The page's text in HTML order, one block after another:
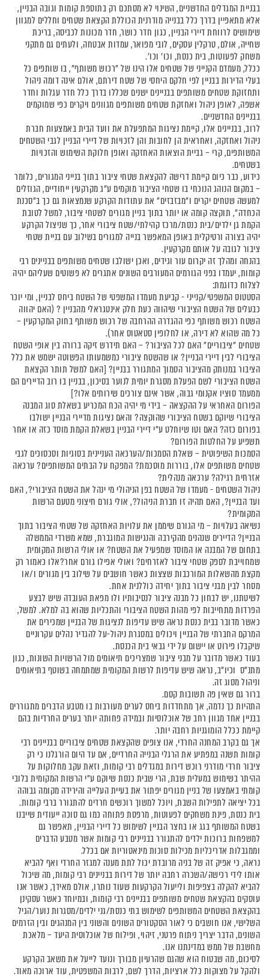
בבניית המגדלים החדשניים, השינוי לא מסתכם רק בתוספת קומות וגובה הבניין,
אלא מתאפיין בדרך כלל בבנייה מודרנית הכוללת הקצאת שטחים וחללים למגוון
שימושים לרווחת דיירי הבניין, כגון חדר כושר, חדר מכונות לכביסה, בריכת
שחייה, אולם, טרקלין עסקים, לובי מפואר, עמדות אבטחה, ולעתים גם מתקני
משחק לפעוטות, בית כנסת, וכו' וכו'.
ככלל, מעמדם הקנייני של שטחים אלו הינו של "רכוש משותף", בו שותפים כל
בעלי הדירות בבניין לפי חלקם היחסי של שטח דירתם, אולם אינה דומה ניהול
ותחזוקת שטחים משותפים בבניינים ישנים שכללו בדרך כלל חדר עגלות וחדר
אשפה, לאופן ניהול ואחזקת שטחים משותפים מגוונים ויקרים כפי שמוקמים
בבניינים החדשניים.
לרוב, בבניינים אלו, קיימת נציגות המתפעלת את וועד הבית באמצעות חברת
ניהול ואחזקה, ואחראית הן לחובות והן לזכויות של דיירי הבניין לגבי השטחים
המשותפים, קרי – גביית הוצאות האחזקה ואופן חלוקת השימוש והזכויות
בשטחים.
כידוע, כבר כיום קיימת דרישה להקצאת שטחי ציבור בתוך בנייני המגורים, כלומר
– במקום הנוהג הנוכחי בו שטחי הציבור מוקמים ע"ג מקרקעין ייחודיים, הגוזלים
למעשה שטחים יקרים ו"מבזבזים" את עתודות הקרקע שנמצאות גם כך ב"סכנת
הכחדה", תוקצה קומה או יותר בתוך בניין מגורים לשטחי ציבור, למשל לטובת
הקמת גן ילדים/בית כנסת/מרכז קהילתי/שטח ציבורי אחר, כך שניצול הקרקע
יהיה בצורה ורטיקלית באופן המאפשר בנייה למגורים בשילוב עם בניית שטחי
ציבור לגובה על אותם מקרקעין.
בהנחה ומהלך זה יקרום עור וגידים, ואכן ישולבו שטחים משותפים בבניינים רבי
קומות, יעמדו בפני הגורמים המעורבים השונים אתגרים לא פשוטים שעליהם יהיה
לצלוח כדוגמת:
הסטטוס המשפטי/קנייני - קביעת מעמדו המשפטי של השטח ביחס לבניין, ומי יוכר
כבעלים של השטח הציבורי שיהווה כעת חלק אינטגראלי מהבניין ? (האם יהווה
השטח רכוש משותף כפי ההגדרה ההרחבה של רכוש משותף בחוק המקרקעין –
כל מה שהוא לא דירה, או לחלופין סטאטוס אחר).
שטחים "ציבוריים" האם לכל הציבור? – האם תידרש זיקה ברורה בין אופי השטח
הציבורי לבין דיירי הבניין? או שהשטח ציבורי כמשמעותו הפשוטה ישמש את כלל
הציבור במנותק מהציבור הסמוך המתגורר בבניין? [האם למשל תותר הקצאת
השטח הציבורי לשם הפעלת מסגרת יומית לנוער בסיכון, בבניין בו רוב הדיירים הם
ממעמד סוציו אקנומי גבוה, אשר אינם צורכים שירותים אלו?]
הפורום האחראי על ההקצאה – בידי מי יהיה הכח המכריע בשאלת סוג המבנה
הציבורי שיוקם בשטח הציבורי שהוקצה? והאם נציגות מדיירי הבניין ישולבו
בפורום כזה? האם וטו שיוחלט ע"י דיירי הבניין בשאלת הקמת מוסד כזה או אחר
תשפיע על החלטות הפורום?
הסמכות השיפוטית – שאלת הסמכות/הערכאה העניינית בסוגיות וסכסוכים לגבי
שטחים משותפים אלו, בוררות מוסכמת? המפקח על הבתים המשותפים? ערכאה
אזרחית רגילה? ערכאה מנהלית?
ניהול השטחים - מעמדו של השטח בפן הניהולי מי ינהל את השטח הציבורי?, האם
ועד הבניין?, האם תהיה זו חברת הניהול?, אולי גורם חיצוני מטעם הרשות
המקומית?
נשיאה בעלויות – מי הגורם שיממן את עלויות האחזקה של שטחי הציבור בתוך
הבניין? הדיירים שנהנים מהקירבה והנגישות המוגברת, שמא משרדי הממשלה
בתחום של המבנה או המוסד שמפעיל את השטח? או אולי הרשות המקומית
שמחוייבת לספק שטחי ציבור לאזרחים? ואולי אפילו גורם אחר?אלו כאמור רק
מקצת מהשאלות המורכבות שצצות כאשר חושבים על שילוב בין מגורים ו/או
מסחר לבין מבני ציבור בתוך יחידה כוללנית אחת.
לשיטתנו, יש לבחון כל מבנה ציבור לנסיבותיו ולו מפאת העובדה שיש לבצע
הפרדות מתחייבות לפי מהות השטח הציבורי והתכליות שהוא בה למלא. למשל,
כאשר מדובר בבית כנסת נראה שיש עדיפות לנציגות של הבניין שמכירים את
המרקם החברתי של הבניין ויכולים במסגרת ניהול-על להגדיר נהלים עקרוניים
שיקבלו פירוט או יישום על ידי גבאי בית הכנסת.
בעוד כאשר מדובר על מבני ציבור שמצריכים תיאומים מול הרשויות השונות, כגון
מתנ"ס וכיו"ב, נראה שיש עדיפות לרשות המקומית שמתמחה בשוטף בתיאומים
וניהול מסוג זה.
ברור גם שאין פה תשובות קסם.
התהיות כך נדמה, אך מתחדדות ביחס לערים מעורבות בו מטבע הדברים מתגוררים
בבניין אחד מגוון רחב של אוכלוסיות ובמידה פחותה יותר בערים החרדיות בהם
קיימת ככלל הומוגניות רחבה יותר.
אך גם בקרב המחנה החרדי, אנו צופים שהקצאת שטחים ציבוריים בבניינים רבי
קומות תשנה במפתיע את הרגלי הבנייה החרדיים, אם עד היום הורגלנו כי רק
ציבור חרדי מודרני רוכש דירות במגדלים רבי קומות, וזאת עקב מחלוקות על
ההיתר בשימוש במעלית שבת, הרי שבית כנסת שיוקם ע"י הרשות המקומית בלובי
קומתי באמצעו של בניין מגורים יפתור את בעיית העלייה והירידה מקומה גבוהה
בכל יציאה לתפילות השבת, ויוכל למשוך רוכשים חרדים להתגורר ברבי קומות.
בית כנסת, פינת משחקים לפעוטות, מרפסת פתוחה כמו גם סוכה ייעודית שייבנו
בשטח המשותף בגג או בחצר הבניין לשימוש כל דיירי הבניין, תאפשר גם
למשפחות ברוכות ילדים להתגורר בבניינים רבי קומות אשר מטבע הדברים
וממגבלות אדריכליות מכילות סוכות מינאטוריות אם בכלל.
נראה, כי אפיק זה של בניה מרובדת יכול לתת מענה למגזר החרדי ואף להביא
אותו לידי רכישה/השכרה רחבה יותר של דירות בבניינים רבי קומות, מה שיכול
להביא להקלה בצפיפות ולייעול הקרקעות שעוד נותרו, אולם מאידך, כאשר אנו
עוסקים בהקצאת שטחים משותפים בבניינים רבי קומות, ובמיוחד כאשר עסקינן
בהקצאת השטחים המשותפים לשימוש בתי כנסת/גני ילדים/מסגרות נוער/הגיל
השלישי, אנו חושבים כי לאור הסקטורים השונים והשוני בין המנהגים ובין הזרמים
השונים, הדבר יצריך ניתוח פרטני, זיהוי, ופילוח של אוכלוסית היעד – מלאכת
מחשבת של ממש במדינתנו אנו.
לסיכום, מה שבטוח הוא שהגם שהרעיון מבורך ונועד לייעל את משאב הקרקע
ולהקל על מצוקות כלל ארציות, הדרך לשם, לרבות המשפטית, עוד ארוכה מאוד.